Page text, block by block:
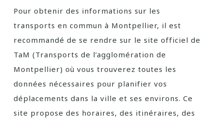
Pour obtenir des informations sur les
transports en commun à Montpellier, il est
recommandé de se rendre sur le site officiel de
TaM (Transports de l’agglomération de
Montpellier) où vous trouverez toutes les
données nécessaires pour planifier vos
déplacements dans la ville et ses environs. Ce
site propose des horaires, des itinéraires, des